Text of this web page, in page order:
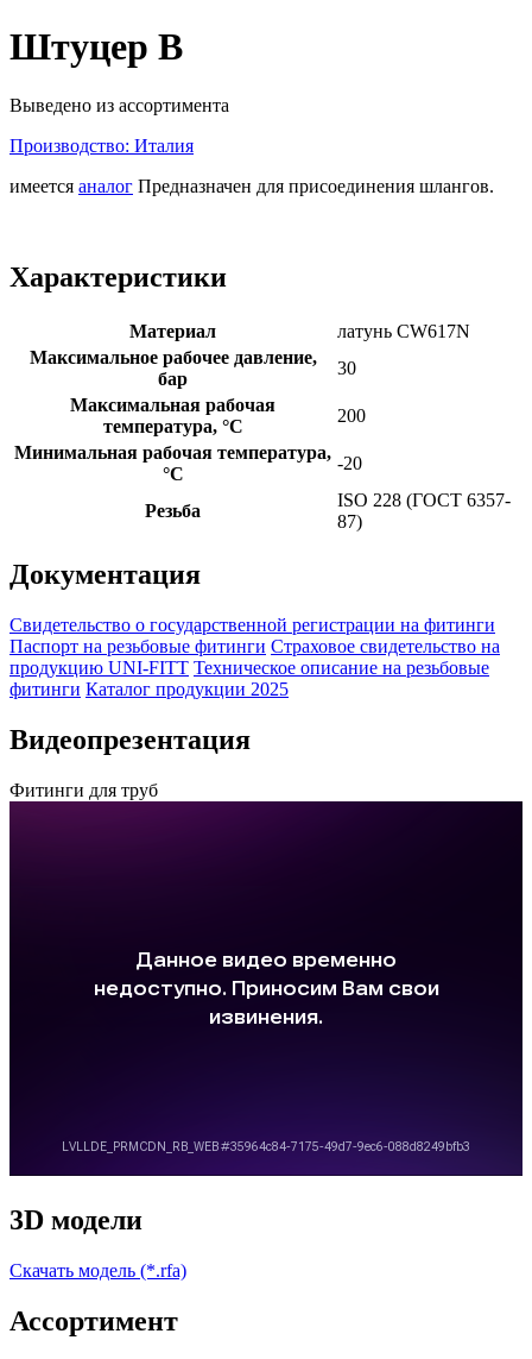
Штуцер B
Выведено из ассортимента
Производство: Италия
имеется аналог Предназначен для присоединения шлангов.
Характеристики
Материал
латунь CW617N
Максимальное рабочее давление,
бар
30
Максимальная рабочая
температура, °С
200
Минимальная рабочая температура,
°C
-20
Резьба
ISO 228 (ГОСТ 6357-
87)
Документация
Свидетельство о государственной регистрации на фитинги
Паспорт на резьбовые фитинги Страховое свидетельство на
продукцию UNI-FITT Техническое описание на резьбовые
фитинги Каталог продукции 2025
Видеопрезентация
Фитинги для труб
3D модели
Скачать модель (*.rfa)
Ассортимент